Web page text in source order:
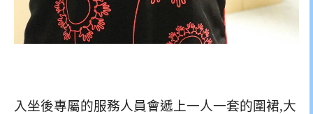
入坐後專屬的服務人員會遞上一人一套的圍裙,大